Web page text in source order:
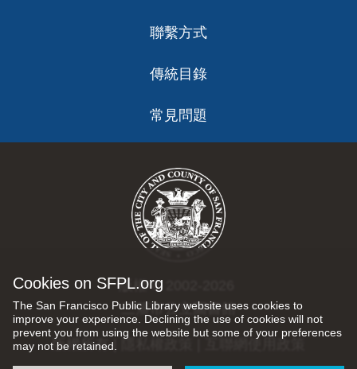
Cookies on SFPL.org
The San Francisco Public Library website uses cookies to
improve your experience. Declining the use of cookies will not
prevent you from using the website but some of your preferences
may not be retained.
聯繫方式
傳統目錄
常見問題
版權 © 2002-2026
三藩市公立圖書館
版權所有 |